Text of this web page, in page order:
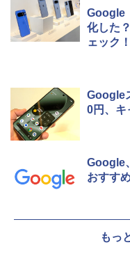
Google
化した
ェック！
Google
0円、キ
Google
おすす
もっ